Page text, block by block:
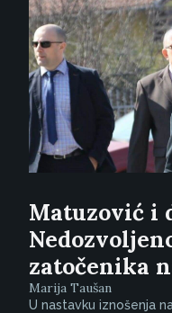
Matuzović i
zatočenika
Marija Taušan
U nastavku iznošenja